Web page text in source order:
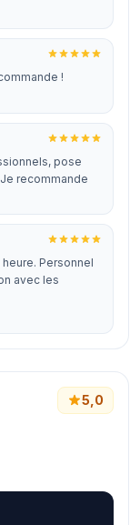
!
pose
recommande
Personnel
avec les
5,0